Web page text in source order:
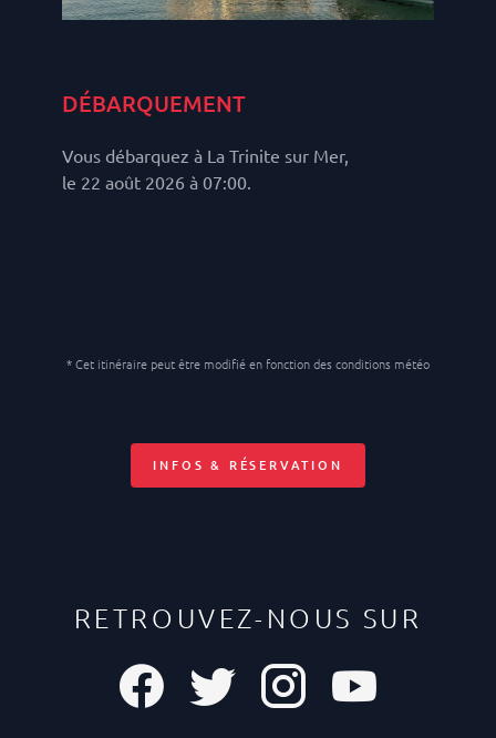
DÉBARQUEMENT
Vous débarquez à La Trinite sur Mer,
le 22 août 2026 à 07:00.
* Cet itinéraire peut être modifié en fonction des conditions météo
INFOS & RÉSERVATION
RETROUVEZ-NOUS SUR